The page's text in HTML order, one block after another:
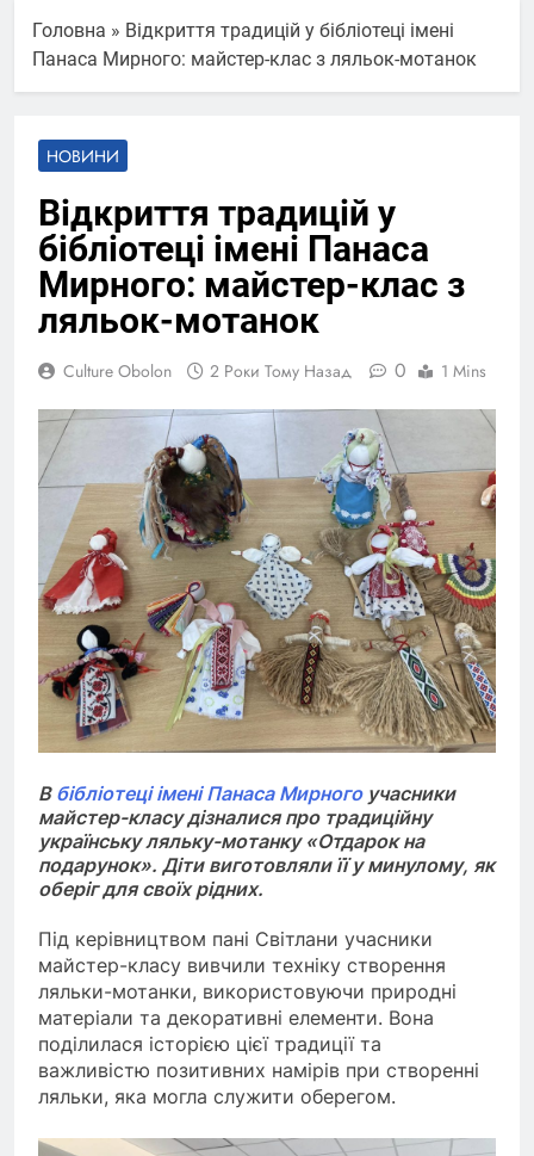
Головна » Відкриття традицій у бібліотеці імені
Панаса Мирного: майстер-клас з ляльок-мотанок
НОВИНИ
Відкриття традицій у
бібліотеці імені Панаса
Мирного: майстер-клас з
ляльок-мотанок
Culture Obolon 2 Роки Тому Назад 0 1 Mins
В бібліотеці імені Панаса Мирногоучасники
майстер-класу дізналися про традиційну
українську ляльку-мотанку «Отдарок на
подарунок». Діти виготовляли її у минулому, як
оберіг для своїх рідних.
Під керівництвом пані Світлани учасники
майстер-класу вивчили техніку створення
ляльки-мотанки, використовуючи природні
матеріали та декоративні елементи. Вона
поділилася історією цієї традиції та
важливістю позитивних намірів при створенні
ляльки, яка могла служити оберегом.